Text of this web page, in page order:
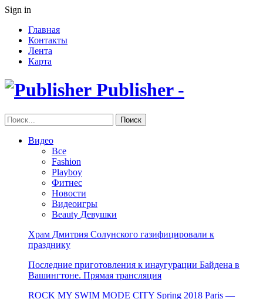
Sign in
Главная
Контакты
Лента
Карта
Publisher -
Видео
Все
Fashion
Playboy
Фитнес
Новости
Видеоигры
Beauty Девушки
Храм Дмитрия Солунского газифицировали к
празднику
Последние приготовления к инаугурации Байдена в
Вашингтоне. Прямая трансляция
ROCK MY SWIM MODE CITY Spring 2018 Paris —